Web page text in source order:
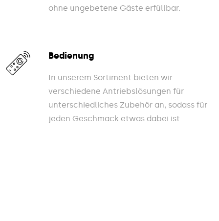
ohne ungebetene Gäste erfüllbar.
Bedienung
In unserem Sortiment bieten wir
verschiedene Antriebslösungen für
unterschiedliches Zubehör an, sodass für
jeden Geschmack etwas dabei ist.